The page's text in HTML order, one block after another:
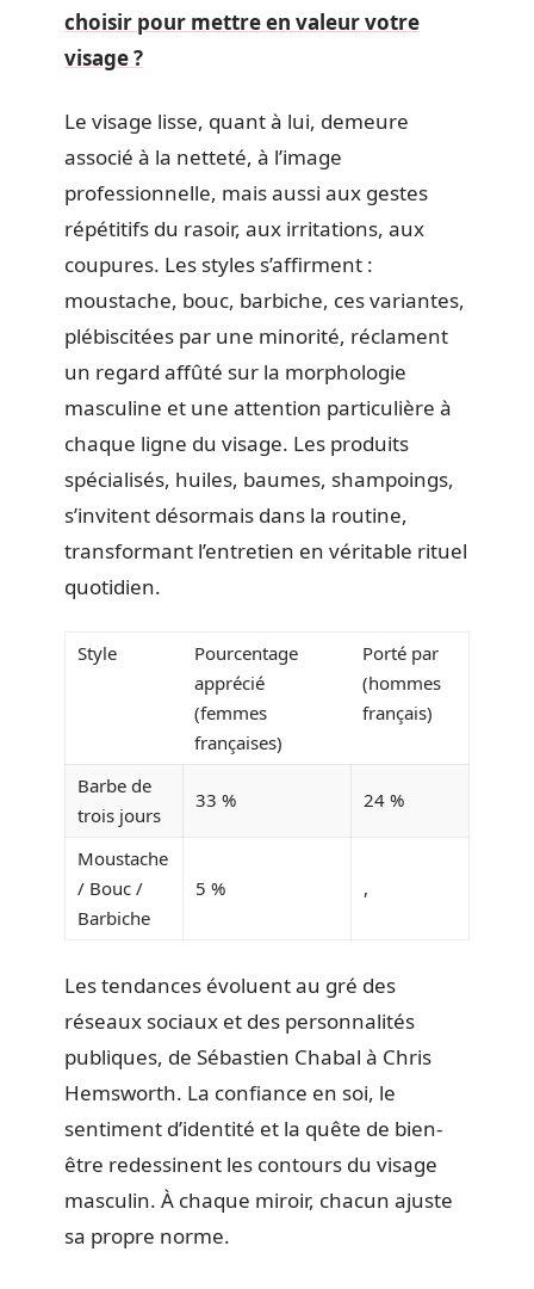
choisir pour mettre en valeur votre
visage ?
Le visage lisse, quant à lui, demeure
associé à la netteté, à l’image
professionnelle, mais aussi aux gestes
répétitifs du rasoir, aux irritations, aux
coupures. Les styles s’affirment :
moustache, bouc, barbiche, ces variantes,
plébiscitées par une minorité, réclament
un regard affûté sur la morphologie
masculine et une attention particulière à
chaque ligne du visage. Les produits
spécialisés, huiles, baumes, shampoings,
s’invitent désormais dans la routine,
transformant l’entretien en véritable rituel
quotidien.
Style
Pourcentage
apprécié
(femmes
françaises)
Porté par
(hommes
français)
Barbe de
trois jours
33 % 24 %
Moustache
/ Bouc /
Barbiche
5 % ,
Les tendances évoluent au gré des
réseaux sociaux et des personnalités
publiques, de Sébastien Chabal à Chris
Hemsworth. La confiance en soi, le
sentiment d’identité et la quête de bien-
être redessinent les contours du visage
masculin. À chaque miroir, chacun ajuste
sa propre norme.